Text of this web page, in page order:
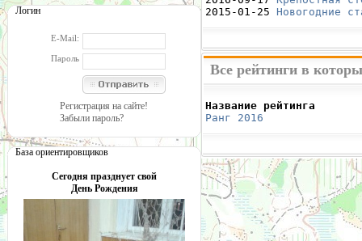
Логин
E-Mail:
Пароль
Регистрация на сайте!
Забыли пароль?
База ориентировщиков
Сегодня празднует свой
День Рождения
2015-01-25 Новогодние
Все рейтинги в
Название рейтинга
Ранг 2016